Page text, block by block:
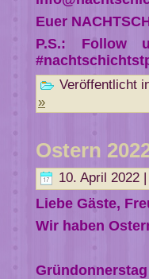
Euer
P.S.: Follow
Veröffentlicht
»
Ostern
10. April 2022
Liebe Gäste,
Wir haben